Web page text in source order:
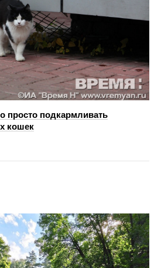
просто подкармливать
кошек